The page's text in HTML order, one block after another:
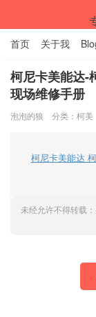
首页 关于我
外资维修手册 伊
柯尼卡美能达-
现场维修手册
泡泡的狼 分类： 柯美
柯尼卡美能达
未经允许不得转载：